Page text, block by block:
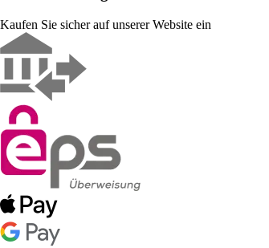
Kaufen Sie sicher auf unserer Website ein